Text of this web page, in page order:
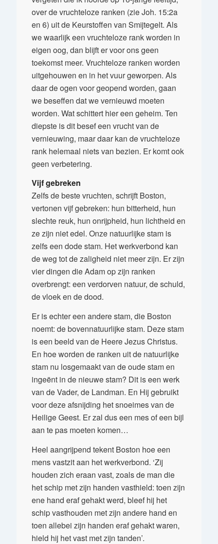
over de vruchteloze ranken (zie Joh. 15:2a
en 6) uit de Keurstoffen van Smijtegelt. Als
we waarlijk een vruchteloze rank worden in
eigen oog, dan blijft er voor ons geen
toekomst meer. Vruchteloze ranken worden
uitgehouwen en in het vuur geworpen. Als
daar de ogen voor geopend worden, gaan
we beseffen dat we vernieuwd moeten
worden. Wat schittert hier een geheim. Ten
diepste is dit besef een vrucht van de
vernieuwing, maar daar kan de vruchteloze
rank helemaal niets van bezien. Er komt ook
geen verbetering.
Vijf gebreken
Zelfs de beste vruchten, schrijft Boston,
vertonen vijf gebreken: hun bitterheid, hun
slechte reuk, hun onrijpheid, hun lichtheid en
ze zijn niet edel. Onze natuurlijke stam is
zelfs een dode stam. Het werkverbond kan
de weg tot de zaligheid niet meer zijn. Er zijn
vier dingen die Adam op zijn ranken
overbrengt: een verdorven natuur, de schuld,
de vloek en de dood.
Er is echter een andere stam, die Boston
noemt: de bovennatuurlijke stam. Deze stam
is een beeld van de Heere Jezus Christus.
En hoe worden de ranken uit de natuurlijke
stam nu losgemaakt van de oude stam en
ingeënt in de nieuwe stam? Dit is een werk
van de Vader, de Landman. En Hij gebruikt
voor deze afsnijding het snoeimes van de
Heilige Geest. Er zal dus een mes of een bijl
aan te pas moeten komen…
Heel aangrijpend tekent Boston hoe een
mens vastzit aan het werkverbond. ‘Zij
houden zich eraan vast, zoals de man die
het schip met zijn handen vasthield: toen zijn
ene hand eraf gehakt werd, bleef hij het
schip vasthouden met zijn andere hand en
toen allebei zijn handen eraf gehakt waren,
hield hij het vast met zijn tanden’.